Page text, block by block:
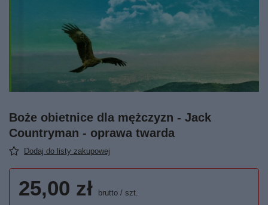
Boże obietnice dla mężczyzn - Jack
Countryman - oprawa twarda
Dodaj do listy zakupowej
25,00 zł brutto / szt.